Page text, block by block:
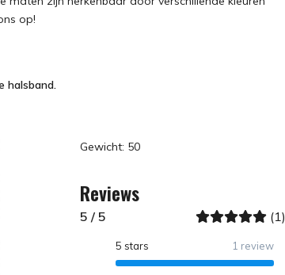
op!
halsband.
Gewicht: 50
Reviews
5 / 5 (1)
5 stars 1 review